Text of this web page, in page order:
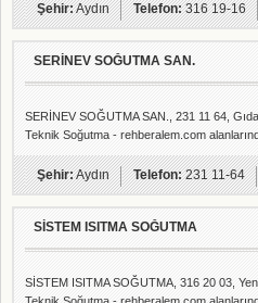
Şehir:Aydın Telefon:316 19-16
SERİNEV SOĞUTMA SAN.
SERİNEV SOĞUTMA SAN., 231 11 64,
Teknik Soğutma - rehberalem.com
Şehir:Aydın Telefon:231 11-64
SİSTEM ISITMA SOĞUTMA
SİSTEM ISITMA SOĞUTMA, 316 20 03,